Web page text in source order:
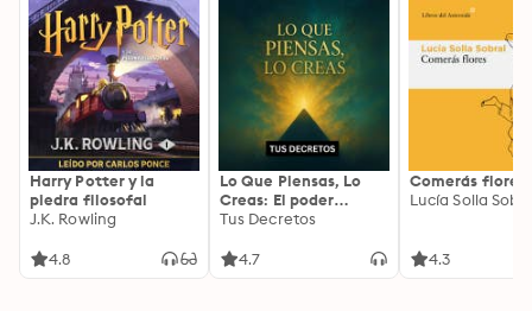
Harry Potter y la
piedra filosofal
J.K. Rowling
4.8
Lo Que Piensas, Lo
Creas: El poder
invisible de tus
tu energía para
Tus Decretos
4.7
Comerás flores
Lucía Solla
4.3